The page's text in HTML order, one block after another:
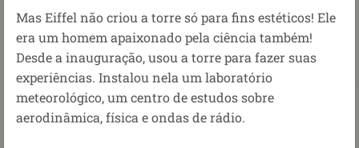
Mas Eiffel não criou a torre só para fins estéticos! Ele
era um homem apaixonado pela ciência também!
Desde a inauguração, usou a torre para fazer suas
experiências. Instalou nela um laboratório
meteorológico, um centro de estudos sobre
aerodinâmica, física e ondas de rádio.